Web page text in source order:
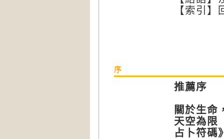
【索引
序
推薦序
關於生命
天空為限
占卜符碼